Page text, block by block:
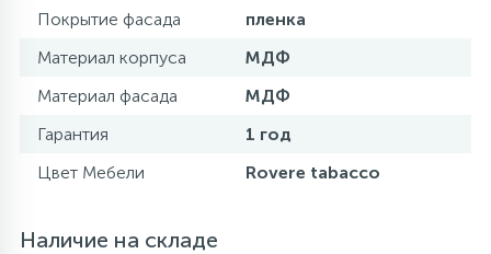
Покрытие фасада
пленка
Материал корпуса
МДФ
Материал фасада
МДФ
Гарантия
1 год
Цвет Мебели
Rovere tabacco
Наличие на складе